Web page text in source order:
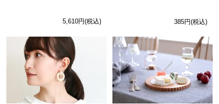
5,610円(税込) 385円(税込)